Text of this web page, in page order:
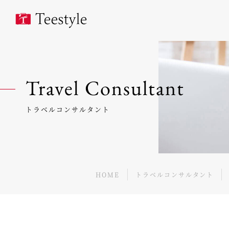
Travel Consultant
トラベルコンサルタント
HOME トラベルコンサルタント